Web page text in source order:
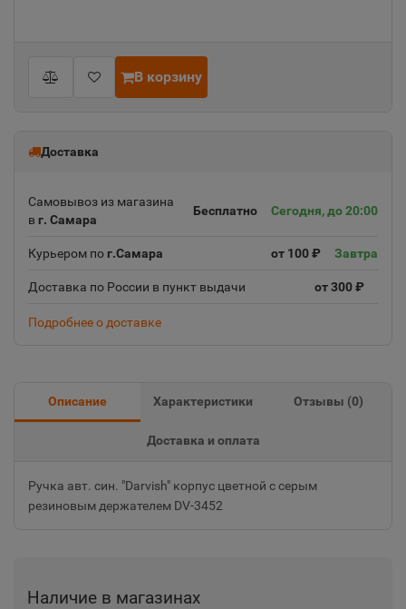
В корзину
Доставка
Самовывоз из магазина
в г. Самара
Бесплатно Сегодня, до 20:00
Курьером пог.Самара от 100 ₽ Завтра
Доставка по России в пункт выдачи от 300 ₽
Подробнее о доставке
Описание Характеристики Отзывы (0)
Доставка и оплата
Ручка авт. син. "Darvish" корпус цветной с серым
резиновым держателем DV-3452
Наличие в магазинах